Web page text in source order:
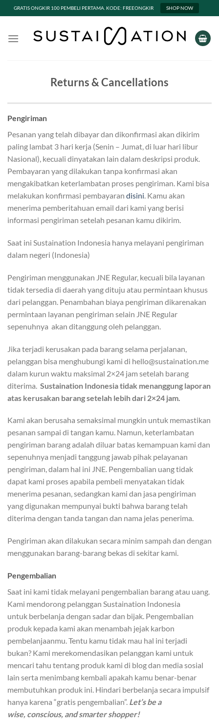
GRATIS ONGKIR 100 PEMBELI PERTAMA. KODE: FREEONGKIR SHOP NOW
Returns & Cancellations
Pengiriman
Pesanan yang telah dibayar dan dikonfirmasi akan dikirim
paling lambat 3 hari kerja (Senin – Jumat, di luar hari libur
Nasional), kecuali dinyatakan lain dalam deskripsi produk.
Pembayaran yang dilakukan tanpa konfirmasi akan
mengakibatkan keterlambatan proses pengiriman. Kami bisa
melakukan konfirmasi pembayaran disini. Kamu akan
menerima pemberitahuan email dari kami yang berisi
informasi pengiriman setelah pesanan kamu dikirim.
​Saat ini Sustaination Indonesia hanya melayani pengiriman
dalam negeri (Indonesia)​
Pengiriman menggunakan JNE Regular, kecuali bila layanan
tidak tersedia di daerah yang dituju atau permintaan khusus
dari pelanggan. Penambahan biaya pengiriman dikarenakan
permintaan layanan pengiriman selain JNE Regular
sepenuhnya akan ditanggung oleh pelanggan.
​Jika terjadi kerusakan pada barang selama perjalanan,
pelanggan bisa menghubungi kami di hello@sustaination.me
dalam kurun waktu maksimal 2×24 jam setelah barang
diterima. Sustaination Indonesia tidak menanggung laporan
atas kerusakan barang setelah lebih dari 2×24 jam.
​Kami akan berusaha semaksimal mungkin untuk memastikan
pesanan sampai di tangan kamu. Namun, keterlambatan
pengiriman barang adalah diluar batas kemampuan kami dan
sepenuhnya menjadi tanggung jawab pihak pelayanan
pengiriman, dalam hal ini JNE. Pengembalian uang tidak
dapat kami proses apabila pembeli menyatakan tidak
menerima pesanan, sedangkan kami dan jasa pengiriman
yang digunakan mempunyai bukti bahwa barang telah
diterima dengan tanda tangan dan nama jelas penerima.
​Pengiriman akan dilakukan secara minim sampah dan dengan
menggunakan barang-barang bekas di sekitar kami.
Pengembalian
Saat ini kami tidak melayani pengembalian barang atau uang.
Kami mendorong pelanggan Sustaination Indonesia
untuk berbelanja dengan sadar dan bijak. Pengembalian
produk kepada kami akan menambah jejak karbon
pembelanjaanmu. Tentu kamu tidak mau hal ini terjadi
bukan? Kami merekomendasikan pelanggan kami untuk
mencari tahu tentang produk kami di blog dan media sosial
lain serta menimbang kembali apakah kamu benar-benar
membutuhkan produk ini. Hindari berbelanja secara impulsif
hanya karena “gratis pengembalian”. Let’s be a
wise, conscious, and smarter shopper!